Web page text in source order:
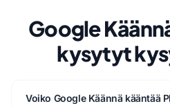
Google
kysytyt
Voiko Google Käännä kääntää